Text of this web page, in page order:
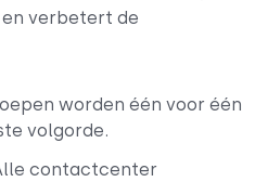
verbetert de
worden één voor één
volgorde.
contactcenter